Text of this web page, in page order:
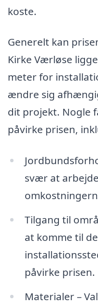
koste.
Generelt kan
Kirke Værløse
meter for
ændre sig
dit projekt. Nogle
påvirke prisen,
svær at
Tilgang til
at komme til
påvirke prisen.
Materialer –